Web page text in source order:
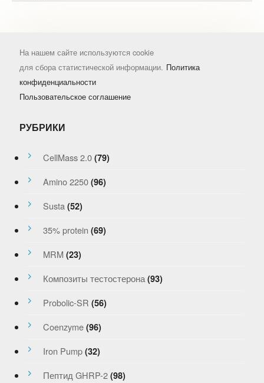
На нашем сайте используются cookie
для сбора статистической информации. Политика
конфиденциальности
Пользовательское соглашение
РУБРИКИ
CellMass 2.0 (79)
Amino 2250 (96)
Susta (52)
35% protein (69)
MRM (23)
Композиты тестостерона (93)
Probolic-SR (56)
Coenzyme (96)
Iron Pump (32)
Пептид GHRP-2 (98)